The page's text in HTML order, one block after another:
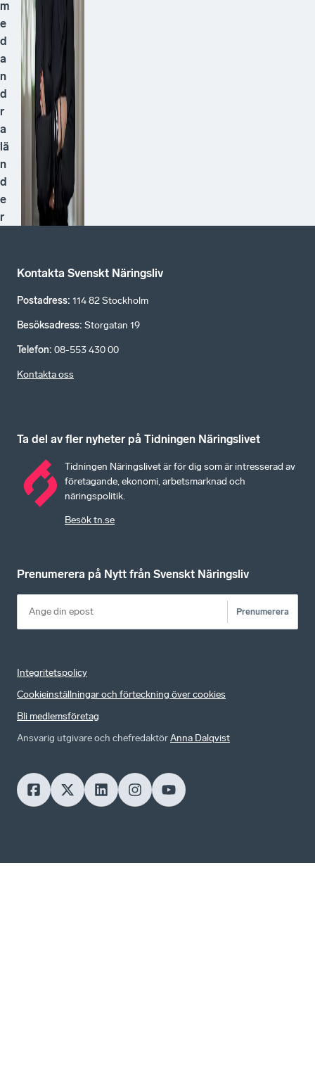
m
e
d
a
n
d
r
a
lä
n
d
e
r
Kontakta Svenskt Näringsliv
Postadress: 114 82 Stockholm
Besöksadress: Storgatan 19
Telefon: 08-553 430 00
Kontakta oss
Ta del av fler nyheter på Tidningen Näringslivet
Tidningen Näringslivet är för dig som är intresserad av
företagande, ekonomi, arbetsmarknad och
näringspolitik.
Besök tn.se
Prenumerera på Nytt från Svenskt Näringsliv
Prenumerera
Integritetspolicy
Cookieinställningar och förteckning över cookies
Bli medlemsföretag
Ansvarig utgivare och chefredaktörAnna Dalqvist